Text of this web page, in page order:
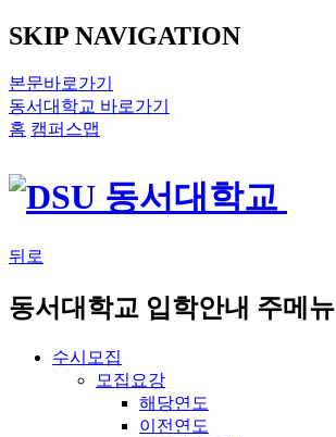
SKIP NAVIGATION
본문바로가기
동서대학교 바로가기
홈 캠퍼스맵
뒤로
동서대학교 입학안내 주메뉴
수시모집
모집요강
해당연도
이전연도